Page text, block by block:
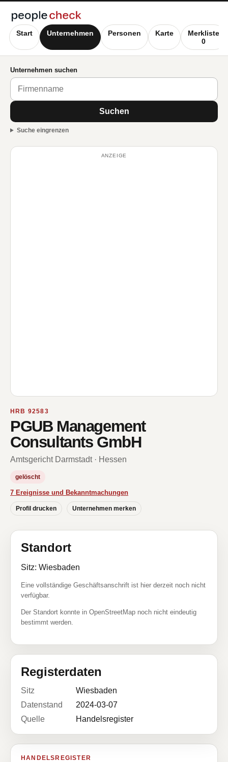
Start Unternehmen Personen Karte
Merkliste
0
Unternehmen suchen
Suchen
Suche eingrenzen
ANZEIGE
HRB 92583
PGUB Management
Consultants GmbH
Amtsgericht Darmstadt · Hessen
gelöscht
7 Ereignisse und Bekanntmachungen
Profil drucken Unternehmen merken
Standort
Sitz: Wiesbaden
Eine vollständige Geschäftsanschrift ist hier derzeit noch nicht
verfügbar.
Der Standort konnte in OpenStreetMap noch nicht eindeutig
bestimmt werden.
Registerdaten
Sitz
Wiesbaden
Datenstand
2024-03-07
Quelle
Handelsregister
HANDELSREGISTER